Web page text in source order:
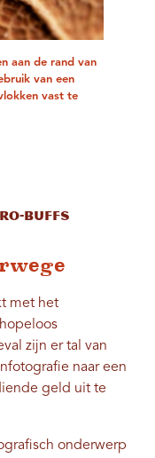
aan de rand van
van een
vast te
buffs
met het
zijn er tal van
naar een
geld uit te
onderwerp